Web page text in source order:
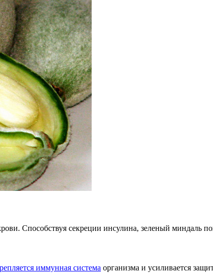
Способствуя секреции инсулина, зеленый миндаль
иммунная система организма и усиливается